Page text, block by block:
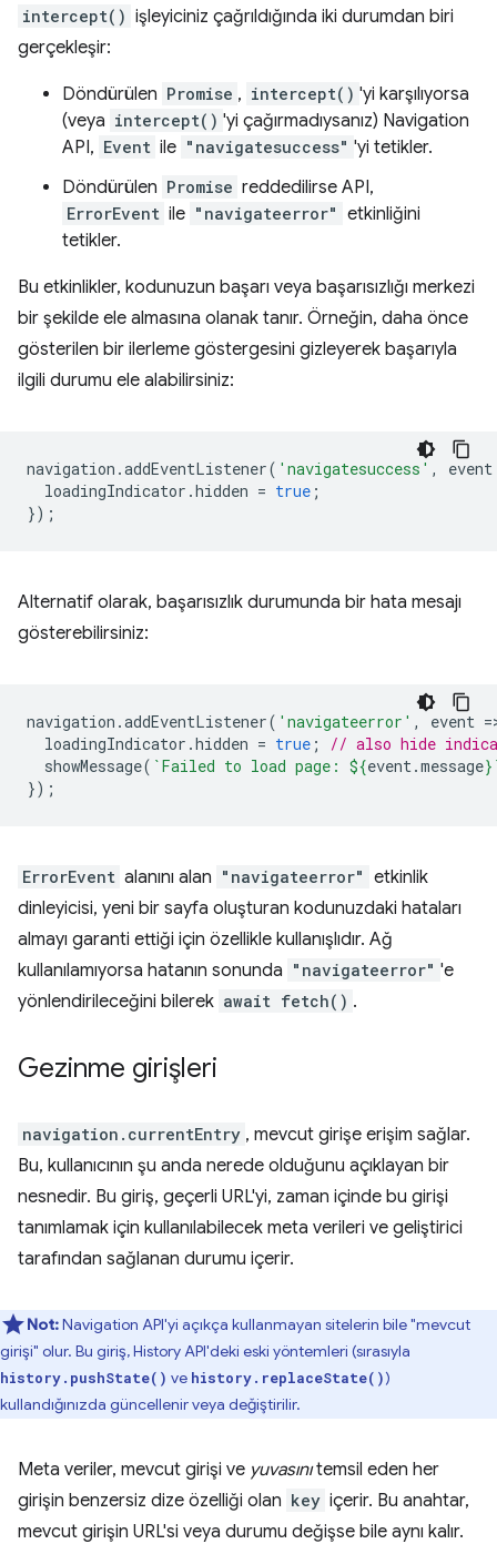
intercept() işleyiciniz çağrıldığında iki durumdan biri
gerçekleşir:
Döndürülen Promise , intercept() 'yi karşılıyorsa
(veya intercept() 'yi çağırmadıysanız) Navigation
API, Event ile "navigatesuccess" 'yi tetikler.
Döndürülen Promise reddedilirse API,
ErrorEvent ile "navigateerror" etkinliğini
tetikler.
Bu etkinlikler, kodunuzun başarı veya başarısızlığı merkezi
bir şekilde ele almasına olanak tanır. Örneğin, daha önce
gösterilen bir ilerleme göstergesini gizleyerek başarıyla
ilgili durumu ele alabilirsiniz:
navigation .addEventListener( 'navigatesuccess' ,
event
loadingIndicator .hidden = true ;
});
Alternatif olarak, başarısızlık durumunda bir hata mesajı
gösterebilirsiniz:
navigation .addEventListener( 'navigateerror' , event =
loadingIndicator .hidden = true ;
// also hide
showMessage( `Failed to load page: ${event.message}
});
ErrorEvent alanını alan "navigateerror" etkinlik
dinleyicisi, yeni bir sayfa oluşturan kodunuzdaki hataları
almayı garanti ettiği için özellikle kullanışlıdır. Ağ
kullanılamıyorsa hatanın sonunda "navigateerror" 'e
yönlendirileceğini bilerek await fetch() .
Gezinme girişleri
navigation.currentEntry , mevcut girişe erişim sağlar.
Bu, kullanıcının şu anda nerede olduğunu açıklayan bir
nesnedir. Bu giriş, geçerli URL'yi, zaman içinde bu girişi
tanımlamak için kullanılabilecek meta verileri ve geliştirici
tarafından sağlanan durumu içerir.
Not:Navigation API'yi açıkça kullanmayan sitelerin bile "mevcut
girişi" olur. Bu giriş, History API'deki eski yöntemleri (sırasıyla
history.pushState() ve history.replaceState())
kullandığınızda güncellenir veya değiştirilir.
Meta veriler, mevcut girişi ve yuvasınıtemsil eden her
girişin benzersiz dize özelliği olan key içerir. Bu anahtar,
mevcut girişin URL'si veya durumu değişse bile aynı kalır.